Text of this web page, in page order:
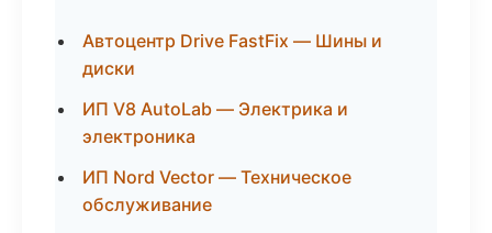
Автоцентр Drive FastFix — Шины и
диски
ИП V8 AutoLab — Электрика и
электроника
ИП Nord Vector — Техническое
обслуживание